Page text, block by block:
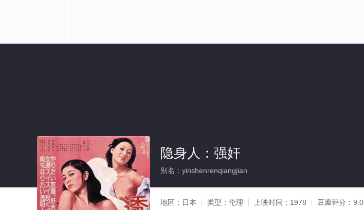
隐身人：强奸
别名：yinshenrenqiangjian
地区： 日本 类型： 伦理 上映时间： 1978 豆瓣评分： 9.0